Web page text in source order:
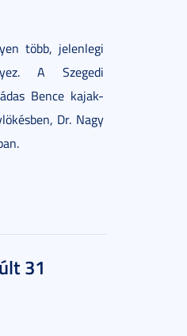
több, jelenlegi
A Szegedi
Bence kajak-
Dr. Nagy
31